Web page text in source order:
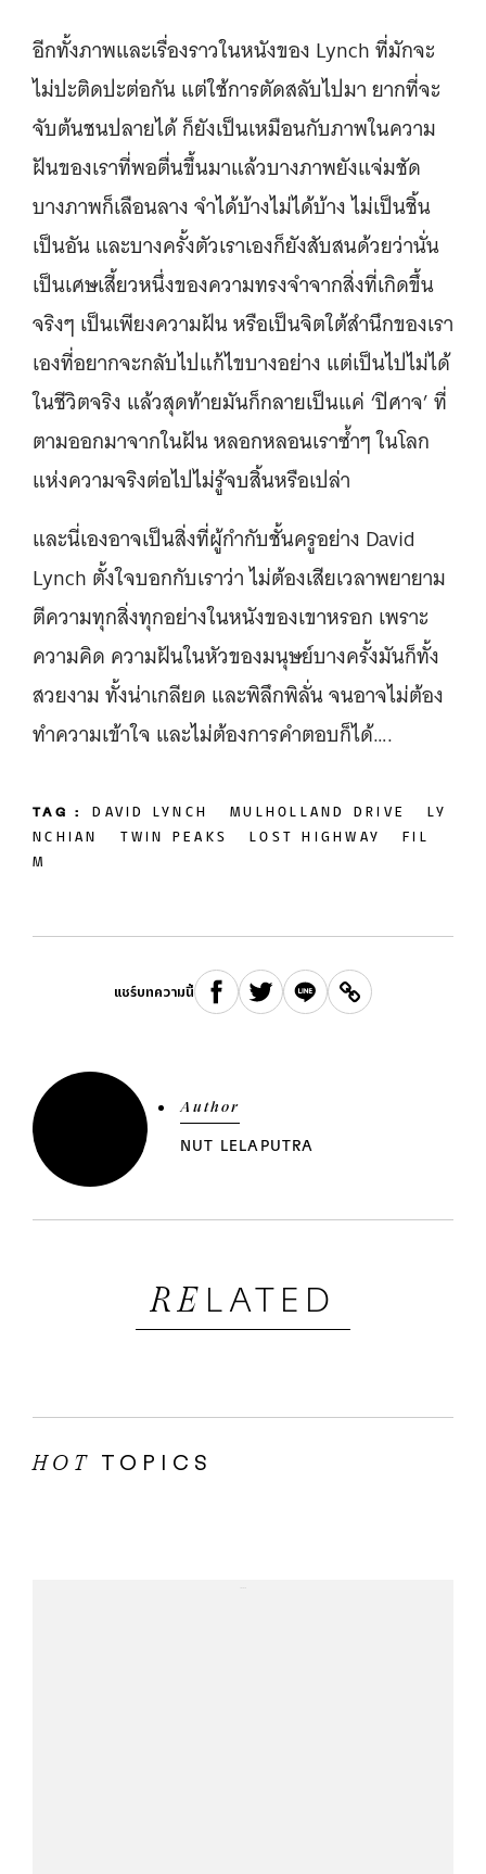
อีกทั้งภาพและเรื่องราวในหนังของ Lynch ที่มักจะ
ไม่ปะติดปะต่อกัน แต่ใช้การตัดสลับไปมา ยากที่จะ
จับต้นชนปลายได้ ก็ยังเป็นเหมือนกับภาพในความ
ฝันของเราที่พอตื่นขึ้นมาแล้วบางภาพยังแจ่มชัด
บางภาพก็เลือนลาง จำได้บ้างไม่ได้บ้าง ไม่เป็นชิ้น
เป็นอัน และบางครั้งตัวเราเองก็ยังสับสนด้วยว่านั่น
เป็นเศษเสี้ยวหนึ่งของความทรงจำจากสิ่งที่เกิดขึ้น
จริงๆ เป็นเพียงความฝัน หรือเป็นจิตใต้สำนึกของเรา
เองที่อยากจะกลับไปแก้ไขบางอย่าง แต่เป็นไปไม่ได้
ในชีวิตจริง แล้วสุดท้ายมันก็กลายเป็นแค่ ‘ปิศาจ’ ที่
ตามออกมาจากในฝัน หลอกหลอนเราซ้ำๆ ในโลก
แห่งความจริงต่อไปไม่รู้จบสิ้นหรือเปล่า
และนี่เองอาจเป็นสิ่งที่ผู้กำกับชั้นครูอย่าง David
Lynch ตั้งใจบอกกับเราว่า ไม่ต้องเสียเวลาพยายาม
ตีความทุกสิ่งทุกอย่างในหนังของเขาหรอก เพราะ
ความคิด ความฝันในหัวของมนุษย์บางครั้งมันก็ทั้ง
สวยงาม ทั้งน่าเกลียด และพิลึกพิลั่น จนอาจไม่ต้อง
ทำความเข้าใจ และไม่ต้องการคำตอบก็ได้….
TAG : DAVID LYNCH MULHOLLAND DRIVE LY
NCHIAN TWIN PEAKS LOST HIGHWAY FIL
M
แชร์บทความนี้
Author
NUT LELAPUTRA
RE LATED
HOT TOPICS